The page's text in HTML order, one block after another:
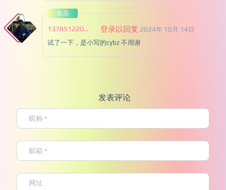
会员
登录以回复
13785122002
2024年 10月 14日
试了一下，是小写的cybz 不用谢
发表评论